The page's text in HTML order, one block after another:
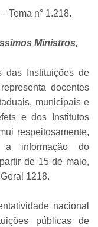
Tema n° 1.218.
Ministros,
das Instituições de
docentes
municipais e
e dos Institutos
respeitosamente,
a informação do
de 15 de maio,
1218.
nacional
públicas de